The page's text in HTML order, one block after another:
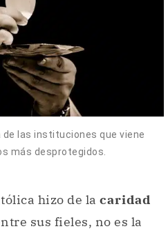
de las instituciones que viene
más desprotegidos.
hizo de la caridad
sus fieles, no es la